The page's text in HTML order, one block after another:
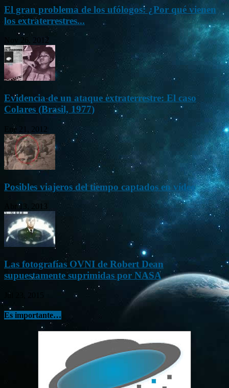
El gran problema de los ufólogos: ¿Por qué vienen
los extraterrestres...
Nov 26, 2012
Evidencia de un ataque extraterrestre: El caso
Colares (Brasil, 1977)
Ene 21, 2012
Posibles viajeros del tiempo captados en vídeo
Abr 13, 2013
Las fotografías OVNI de Robert Dean
supuestamente suprimidas por NASA
Jul 23, 2015
Es importante…